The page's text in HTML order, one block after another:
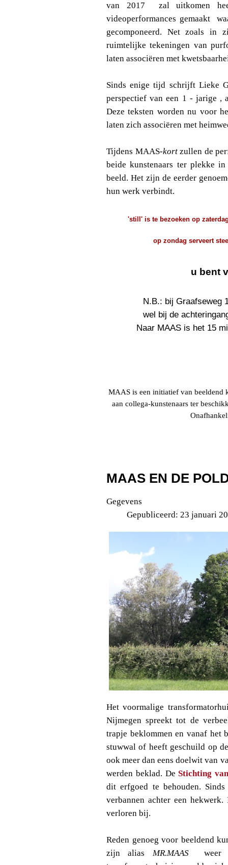
van 2017 zal uitkomen
videoperformances gemaakt
gecomponeerd. Net zoals in
ruimtelijke tekeningen van
laten associëren met
Sinds enige tijd schrijft Lieke
perspectief van een 1 - jarige ,
Deze teksten worden nu voor
laten zich associëren met
Tijdens MAAS-kortzullen de
beide kunstenaars ter plekke
beeld. Het zijn de eerder
hun werk verbindt.
'still' is te bezoeken op
op zondag serveert
u bent
N.B.: bij Graafseweg
wel bij de
Naar MAAS is het 15
MAAS is een initiatief van beeldend
aan collega-kunstenaars ter
MAAS EN DE
Gegevens
Gepubliceerd: 23 januari
Het voormalige
Nijmegen spreekt tot de
trapje beklommen en vanaf het
stuwwal of heeft geschuild op
ook meer dan eens doelwit van
werden beklad. De Stichting
dit erfgoed te behouden.
verbannen achter een
verloren bij.
Reden genoeg voor beeldend
zijn alias MR.MAASweer